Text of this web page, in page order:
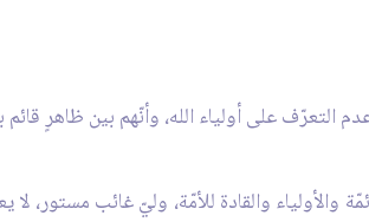
على أولياء الله، وأنّهم بين ظاهرٍ
والأولياء والقادة للأمّة، وليّ غائب